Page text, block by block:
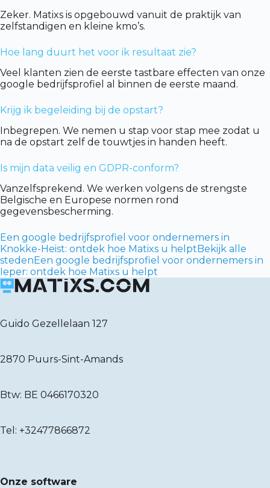
Zeker. Matixs is opgebouwd vanuit de praktijk van
zelfstandigen en kleine kmo’s.
Hoe lang duurt het voor ik resultaat zie?
Veel klanten zien de eerste tastbare effecten van onze
google bedrijfsprofiel al binnen de eerste maand.
Krijg ik begeleiding bij de opstart?
Inbegrepen. We nemen u stap voor stap mee zodat u
na de opstart zelf de touwtjes in handen heeft.
Is mijn data veilig en GDPR-conform?
Vanzelfsprekend. We werken volgens de strengste
Belgische en Europese normen rond
gegevensbescherming.
Een google bedrijfsprofiel voor ondernemers in
Knokke-Heist: ontdek hoe Matixs u helptBekijk alle
stedenEen google bedrijfsprofiel voor ondernemers in
Ieper: ontdek hoe Matixs u helpt
Guido Gezellelaan 127
2870 Puurs-Sint-Amands
Btw: BE 0466170320
Tel: +32477866872
Onze software